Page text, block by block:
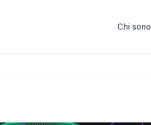
Chi sono